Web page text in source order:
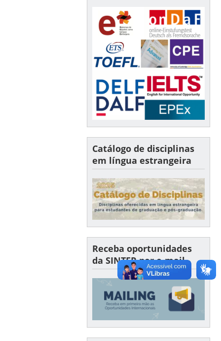
Catálogo de disciplinas
em língua estrangeira
Receba oportunidades
da SINTER por e-mail